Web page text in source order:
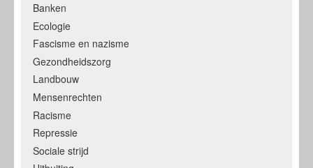
Banken
Ecologie
Fascisme en nazisme
Gezondheidszorg
Landbouw
Mensenrechten
Racisme
Repressie
Sociale strijd